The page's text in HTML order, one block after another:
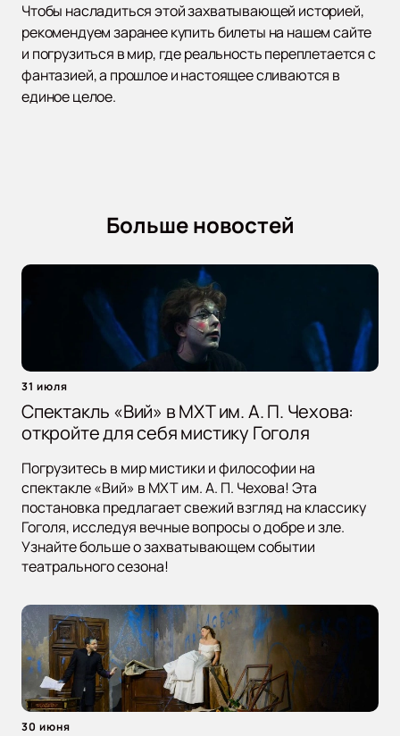
Чтобы насладиться этой захватывающей историей,
рекомендуем заранее купить билеты на нашем сайте
и погрузиться в мир, где реальность переплетается с
фантазией, а прошлое и настоящее сливаются в
единое целое.
Больше новостей
31 июля
Спектакль «Вий» в МХТ им. А. П. Чехова:
откройте для себя мистику Гоголя
Погрузитесь в мир мистики и философии на
спектакле «Вий» в МХТ им. А. П. Чехова! Эта
постановка предлагает свежий взгляд на классику
Гоголя, исследуя вечные вопросы о добре и зле.
Узнайте больше о захватывающем событии
театрального сезона!
30 июня